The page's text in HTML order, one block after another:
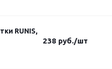
RUNIS,
238 руб./шт